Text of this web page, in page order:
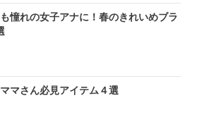
憧れの女子アナに！春のきれいめブラ
マさん必見アイテム４選